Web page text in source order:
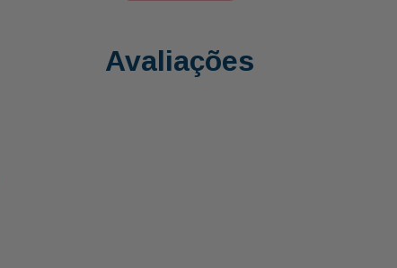
Avaliações